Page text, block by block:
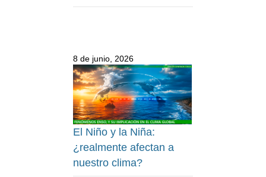
8 de junio, 2026
El Niño y la Niña:
¿realmente afectan a
nuestro clima?